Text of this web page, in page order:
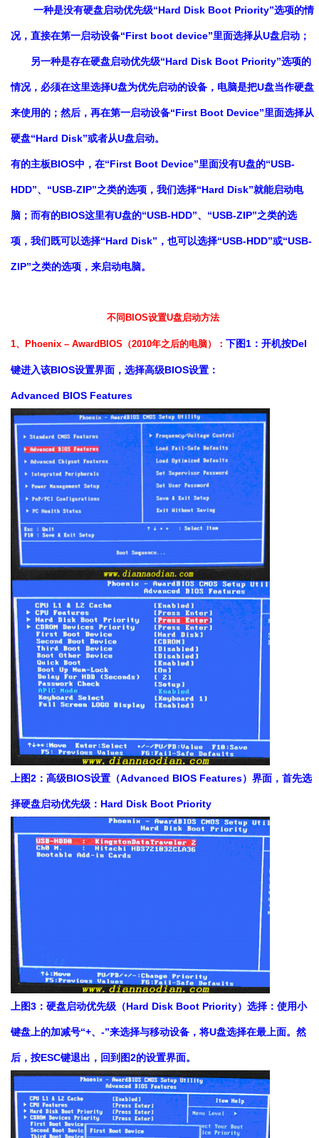
一种是没有硬盘启动优先级“Hard Disk Boot Priority”选项的情
况，直接在第一启动设备“First boot device”里面选择从U盘启动；
另一种是存在硬盘启动优先级“Hard Disk Boot Priority”选项的
情况，必须在这里选择U盘为优先启动的设备，电脑是把U盘当作硬盘
来使用的；然后，再在第一启动设备“First Boot Device”里面选择从
硬盘“Hard Disk”或者从U盘启动。
有的主板BIOS中，在“First Boot Device”里面没有U盘的“USB-
HDD”、“USB-ZIP”之类的选项，我们选择“Hard Disk”就能启动电
脑；而有的BIOS这里有U盘的“USB-HDD”、“USB-ZIP”之类的选
项，我们既可以选择“Hard Disk”，也可以选择“USB-HDD”或“USB-
ZIP”之类的选项，来启动电脑。
不同BIOS设置U盘启动方法
1、Phoenix – AwardBIOS（2010年之后的电脑）： 下图1：开机按Del
键进入该BIOS设置界面，选择高级BIOS设置：
Advanced BIOS Features
上图2：高级BIOS设置（Advanced BIOS Features）界面，首先选
择硬盘启动优先级：Hard Disk Boot Priority
上图3：硬盘启动优先级（Hard Disk Boot Priority）选择：使用小
键盘上的加减号“+、-”来选择与移动设备，将U盘选择在最上面。然
后，按ESC键退出，回到图2的设置界面。